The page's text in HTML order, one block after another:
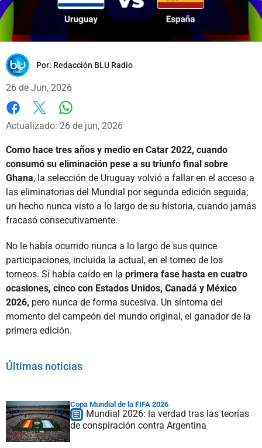
Por: Redacción BLU Radio
26 de Jun, 2026
Facebook
X
Actualizado: 26 de jun, 2026
Como hace tres años y medio en Catar 2022, cuando
consumó su eliminación pese a su triunfo final sobre
Ghana, la selección de Uruguay volvió a fallar en el acceso a
las eliminatorias del Mundial por segunda edición seguida;
un hecho nunca visto a lo largo de su historia, cuando jamás
fracasó consecutivamente.
No le había ocurrido nunca a lo largo de sus quince
participaciones, incluida la actual, en el torneo de los
torneos. Sí había caído en la primera fase hasta en cuatro
ocasiones, cinco con Estados Unidos, Canadá y México
2026, pero nunca de forma sucesiva. Un síntoma del
momento del campeón del mundo original, el ganador de la
primera edición.
Últimas noticias
Copa Mundial de la FIFA 2026
Mundial 2026: la verdad tras las teorías
de conspiración contra Argentina